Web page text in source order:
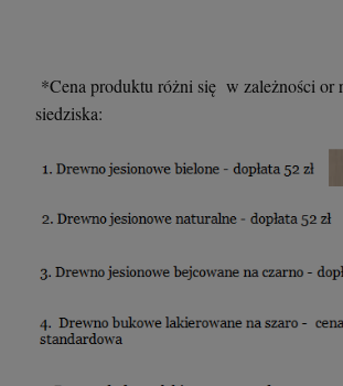
*Cena produktu różni się w zależności or
siedziska: